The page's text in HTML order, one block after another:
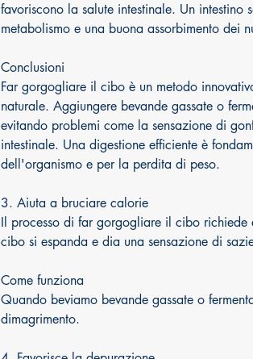
favoriscono la salute intestinale. Un intestino
metabolismo e una buona assorbimento dei
Conclusioni
Far gorgogliare il cibo è un metodo
naturale. Aggiungere bevande gassate o
evitando problemi come la sensazione di
intestinale. Una digestione efficiente è
dell'organismo e per la perdita di peso.
3. Aiuta a bruciare calorie
Il processo di far gorgogliare il cibo
cibo si espanda e dia una sensazione di
Come funziona
Quando beviamo bevande gassate o
dimagrimento.